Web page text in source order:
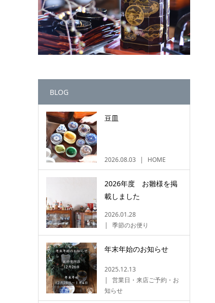
BLOG
豆皿
2026.08.03 HOME
2026年度 お雛様を掲
載しました
2026.01.28
季節のお便り
年末年始のお知らせ
2025.12.13
営業日・来店ご予約・お
知らせ